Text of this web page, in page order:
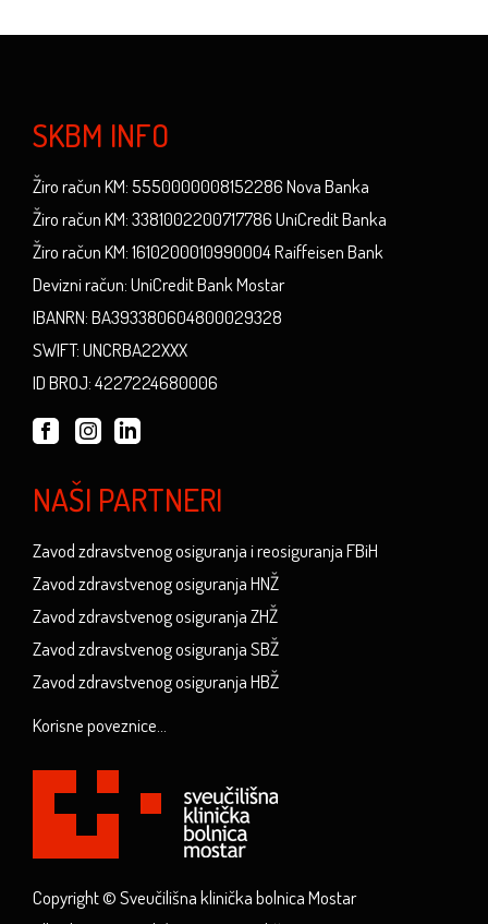
SKBM INFO
Žiro račun KM: 5550000008152286 Nova Banka
Žiro račun KM: 3381002200717786 UniCredit Banka
Žiro račun KM: 1610200010990004 Raiffeisen Bank
Devizni račun: UniCredit Bank Mostar
IBANRN: BA393380604800029328
SWIFT: UNCRBA22XXX
ID BROJ: 4227224680006
NAŠI PARTNERI
Zavod zdravstvenog osiguranja i reosiguranja FBiH
Zavod zdravstvenog osiguranja HNŽ
Zavod zdravstvenog osiguranja ZHŽ
Zavod zdravstvenog osiguranja SBŽ
Zavod zdravstvenog osiguranja HBŽ
Korisne poveznice...
Copyright © Sveučilišna klinička bolnica Mostar